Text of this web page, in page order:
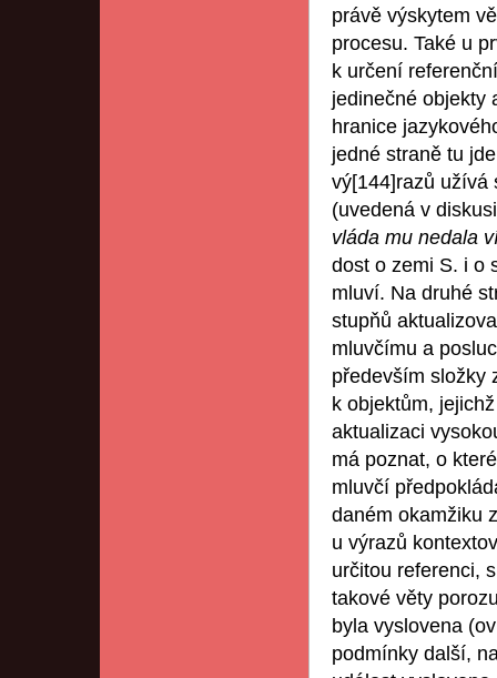
právě výskytem
procesu. Také u
k určení
jedinečné objekty
hranice
jedné straně tu
vý[144]razů užívá
(uvedená v
vláda mu nedala
dost o zemi S. i o
mluví. Na druhé
stupňů
mluvčímu a
především složky
k objektům,
aktualizaci
má poznat, o
mluvčí
daném okamžiku
u výrazů
určitou referenci,
takové věty
byla vyslovena
podmínky další,